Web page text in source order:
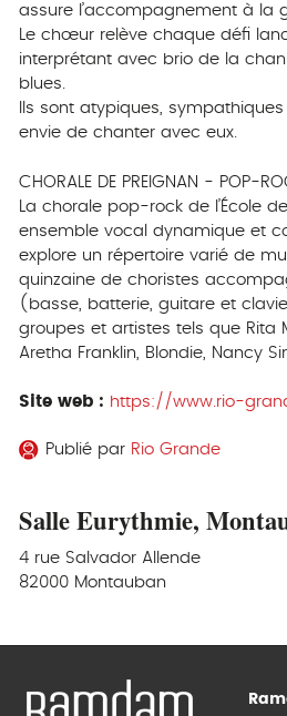
assure l’accompagnement à la
Le chœur relève chaque défi
interprétant avec brio de la
blues.
Ils sont atypiques,
envie de chanter avec eux.
CHORALE DE PREIGNAN - POP-
La chorale pop-rock de l’École
ensemble vocal dynamique et
explore un répertoire varié de
quinzaine de choristes
(basse, batterie, guitare et
groupes et artistes tels que Rita
Aretha Franklin, Blondie, Nancy
Site web : https://www.rio-
Publié par Rio Grande
Salle Eurythmie,
4 rue Salvador Allende
82000 Montauban